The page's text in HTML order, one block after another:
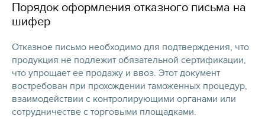
Порядок оформления отказного письма на
шифер
Отказное письмо необходимо для подтверждения, что
продукция не подлежит обязательной сертификации,
что упрощает ее продажу и ввоз. Этот документ
востребован при прохождении таможенных процедур,
взаимодействии с контролирующими органами или
сотрудничестве с торговыми площадками.